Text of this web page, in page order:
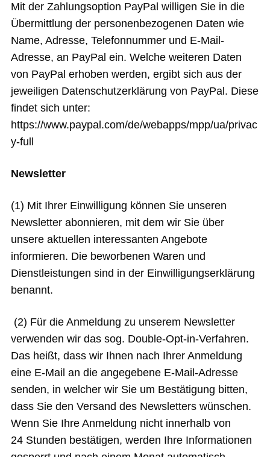
Mit der Zahlungsoption PayPal willigen Sie in die
Übermittlung der personenbezogenen Daten wie
Name, Adresse, Telefonnummer und E-Mail-
Adresse, an PayPal ein. Welche weiteren Daten
von PayPal erhoben werden, ergibt sich aus der
jeweiligen Datenschutzerklärung von PayPal. Diese
findet sich unter:
https://www.paypal.com/de/webapps/mpp/ua/privac
y-full
Newsletter
(1) Mit Ihrer Einwilligung können Sie unseren
Newsletter abonnieren, mit dem wir Sie über
unsere aktuellen interessanten Angebote
informieren. Die beworbenen Waren und
Dienstleistungen sind in der Einwilligungserklärung
benannt.
(2) Für die Anmeldung zu unserem Newsletter
verwenden wir das sog. Double-Opt-in-Verfahren.
Das heißt, dass wir Ihnen nach Ihrer Anmeldung
eine E-Mail an die angegebene E-Mail-Adresse
senden, in welcher wir Sie um Bestätigung bitten,
dass Sie den Versand des Newsletters wünschen.
Wenn Sie Ihre Anmeldung nicht innerhalb von
24 Stunden bestätigen, werden Ihre Informationen